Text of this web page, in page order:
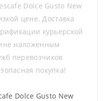
Dolce Gusto New
цене. Доставка
курьерской
наложенным
перевозчиков
покупка!
Dolce Gusto New